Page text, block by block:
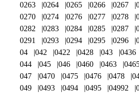
0263
0264 0265 0266 0267
0270
0274 0276 0277 0278
0282
0283 0284 0285 0287
0291
0293 0294 0295 0296
04
042 0422 0428 043 0436
044
045 046 0460 0463
047
0470 0475 0476 0478
049
0493 0494 0495 04992